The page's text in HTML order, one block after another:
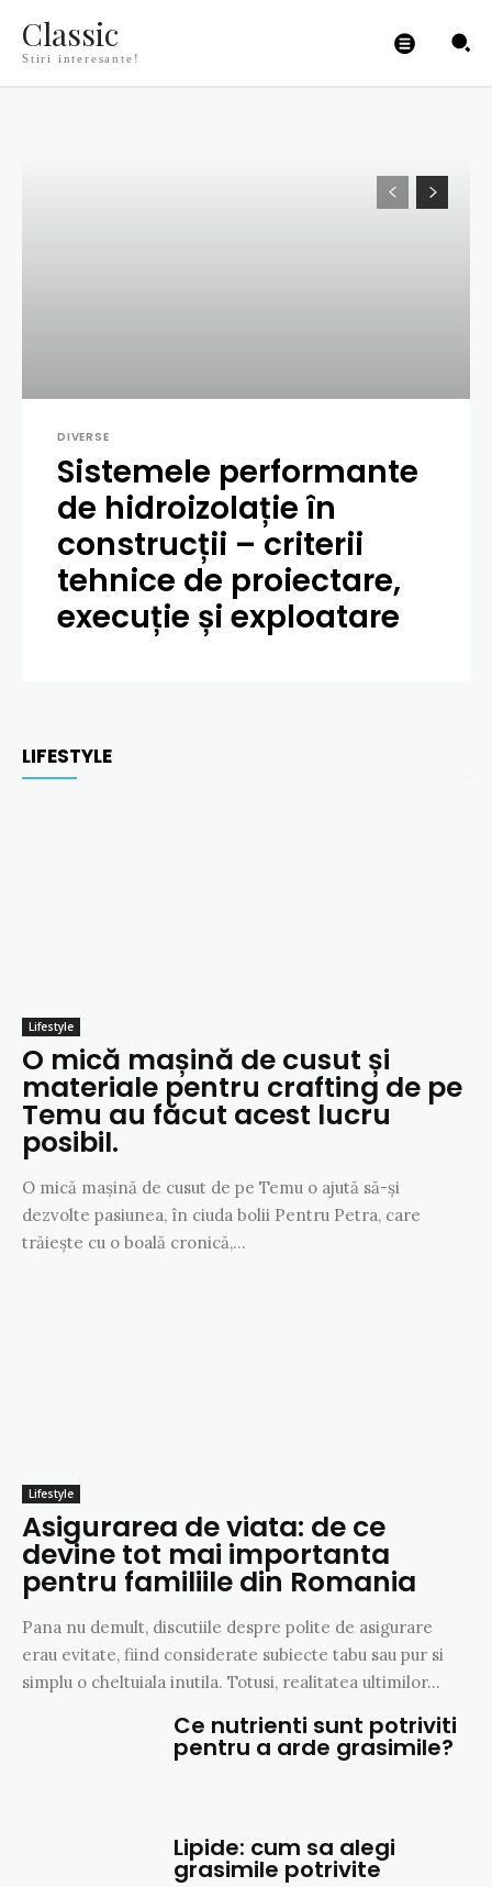
Classic
Stiri interesante!
DIVERSE
Sistemele performante
de hidroizolație în
construcții – criterii
tehnice de proiectare,
execuție și exploatare
LIFESTYLE
Lifestyle
O mică mașină de cusut și
materiale pentru crafting de pe
Temu au făcut acest lucru
posibil.
O mică mașină de cusut de pe Temu o ajută să-și
dezvolte pasiunea, în ciuda bolii Pentru Petra, care
trăiește cu o boală cronică,...
Lifestyle
Asigurarea de viata: de ce
devine tot mai importanta
pentru familiile din Romania
Pana nu demult, discutiile despre polite de asigurare
erau evitate, fiind considerate subiecte tabu sau pur si
simplu o cheltuiala inutila. Totusi, realitatea ultimilor...
Ce nutrienti sunt potriviti
pentru a arde grasimile?
Lipide: cum sa alegi
grasimile potrivite